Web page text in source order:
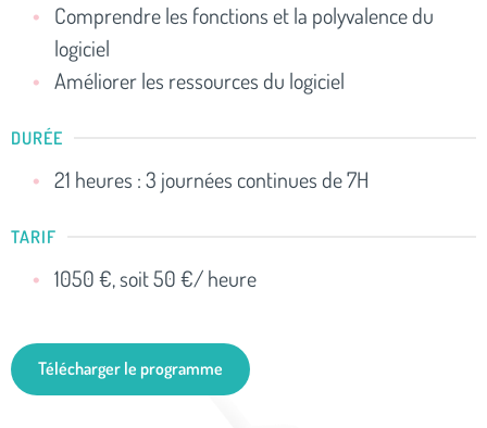
Comprendre les fonctions et la polyvalence du
logiciel
Améliorer les ressources du logiciel
DURÉE
21 heures : 3 journées continues de 7H
TARIF
1050 €, soit 50 €/ heure
Télécharger le programme